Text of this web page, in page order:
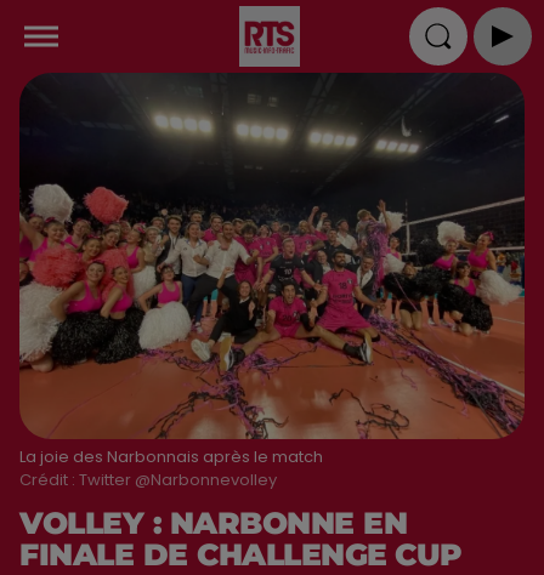
La joie des Narbonnais après le match
Crédit : Twitter @Narbonnevolley
VOLLEY : NARBONNE EN
FINALE DE CHALLENGE CUP